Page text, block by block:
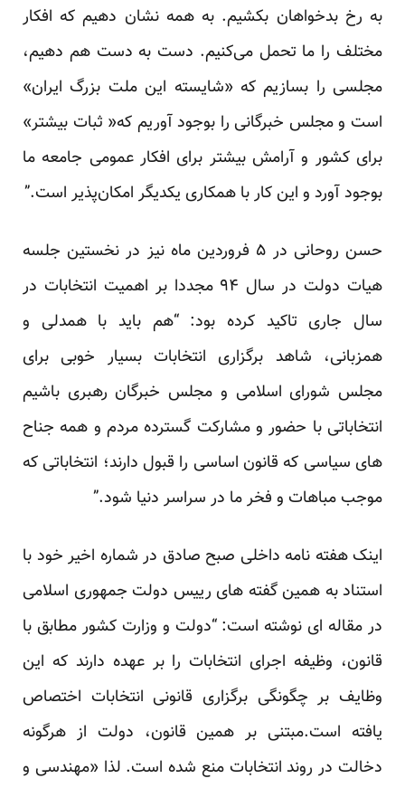
به رخ بدخواهان بکشیم. به همه نشان دهیم که افکار
مختلف را ما تحمل می‌کنیم. دست به دست هم دهیم،
مجلسی را بسازیم که «شایسته این ملت بزرگ ایران»
است و مجلس خبرگانی را بوجود آوریم که« ثبات بیشتر»
برای کشور و آرامش بیشتر برای افکار عمومی جامعه ما
بوجود آورد و این کار با همکاری یکدیگر امکان‌پذیر است.”
حسن روحانی در ۵ فروردین ماه نیز در نخستین جلسه
هیات دولت در سال ۹۴ مجددا بر اهمیت انتخابات در
سال جاری تاکید کرده بود: “هم باید با همدلی و
همزبانی، شاهد برگزاری انتخابات بسیار خوبی برای
مجلس شورای اسلامی و مجلس خبرگان رهبری باشیم
انتخاباتی با حضور و مشارکت گسترده مردم و همه جناح
های سیاسی که قانون اساسی را قبول دارند؛ انتخاباتی که
موجب مباهات و فخر ما در سراسر دنیا شود.”
اینک هفته نامه داخلی صبح صادق در شماره اخیر خود با
استناد به همین گفته های رییس دولت جمهوری اسلامی
در مقاله ای نوشته است: “دولت و وزارت کشور مطابق با
قانون، وظیفه اجرای انتخابات را بر عهده دارند که این
وظایف بر چگونگی برگزاری قانونی انتخابات اختصاص
یافته است.مبتنی بر همین قانون، دولت از هرگونه
دخالت در روند انتخابات منع شده است. لذا «مهندسی و